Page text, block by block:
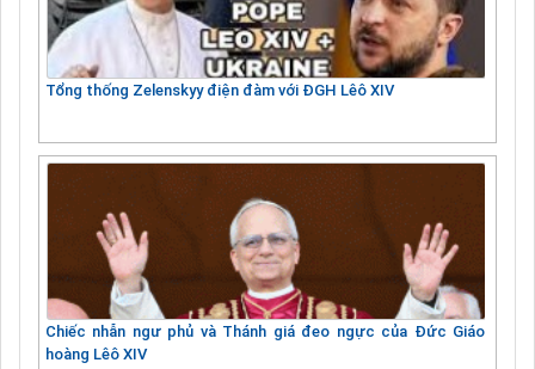
Tổng thống Zelenskyy điện đàm với ĐGH Lêô XIV
Chiếc nhẫn ngư phủ và Thánh giá đeo ngực của Đức Giáo
hoàng Lêô XIV